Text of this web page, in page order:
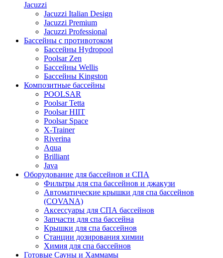
Jacuzzi
Jacuzzi Italian Design
Jacuzzi Premium
Jacuzzi Professional
Бассейны с противотоком
Бассейны Hydropool
Poolsar Zen
Бассейны Wellis
Бассейны Kingston
Композитные бассейны
POOLSAR
Poolsar Tetta
Poolsar HIIT
Poolsar Space
X-Trainer
Riverina
Aqua
Brilliant
Java
Оборудование для бассейнов и СПА
Фильтры для спа бассейнов и джакузи
Автоматические крышки для спа бассейнов
(COVANA)
Аксессуары для СПА бассейнов
Запчасти для спа бассейна
Крышки для спа бассейнов
Станции дозирования химии
Химия для спа бассейнов
Готовые Сауны и Хаммамы